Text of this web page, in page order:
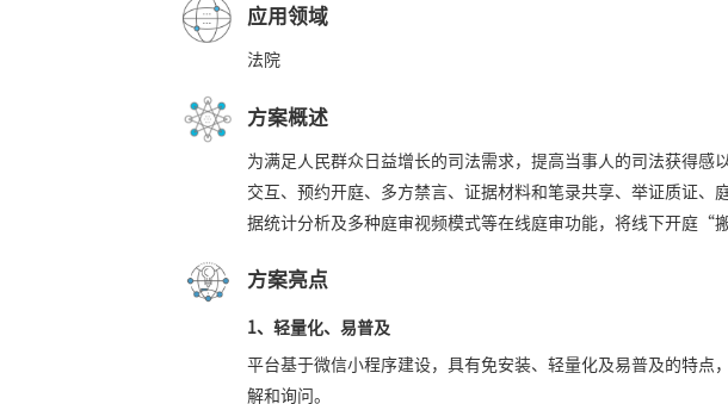
应用领域
法院
方案概述
为满足人民群众日益增长的司法需求，提高当事人的司法获得
交互、预约开庭、多方禁言、证据材料和笔录共享、举证质证
据统计分析及多种庭审视频模式等在线庭审功能，将线下开庭“
方案亮点
1、 轻量化、 易普及
平台基于微信小程序建设，具有免安装、轻量化及易普及的特点
解和询问。